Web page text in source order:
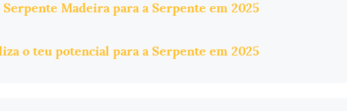
Serpente Madeira para a Serpente em 2025
o teu potencial para a Serpente em 2025